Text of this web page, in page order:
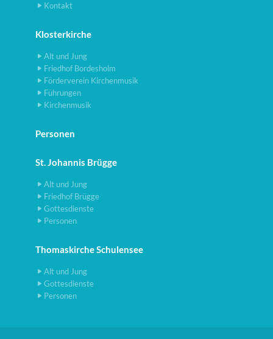
Kontakt
Klosterkirche
Alt und Jung
Friedhof Bordesholm
Förderverein Kirchenmusik
Führungen
Kirchenmusik
Personen
St. Johannis Brügge
Alt und Jung
Friedhof Brügge
Gottesdienste
Personen
Thomaskirche Schulensee
Alt und Jung
Gottesdienste
Personen